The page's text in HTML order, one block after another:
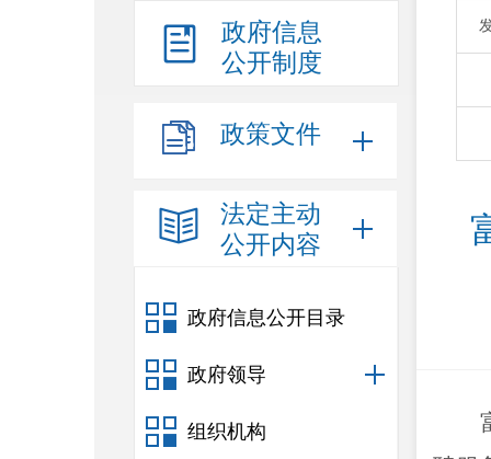
政府信息
公开制度
政策文件
法定主动
公开内容
政府信息公开目录
政府领导
组织机构